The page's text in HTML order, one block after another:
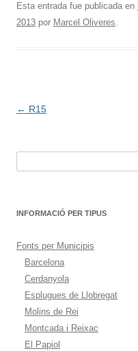
Esta entrada fue publicada en
2013 por Marcel Oliveres.
Navegación
← R15
INFORMACIÓ PER TIPUS
Fonts per Municipis
Barcelona
Cerdanyola
Esplugues de Llobregat
Molins de Rei
Montcada i Reixac
El Papiol